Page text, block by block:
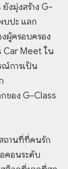
งมุ่งสร้าง G-
บปะ แลก
งผู้ครอบครอง
Car Meet ใน
ณ์การเป็น
ของ G-Class
ถานที่ที่คนรัก
คอนระดับ